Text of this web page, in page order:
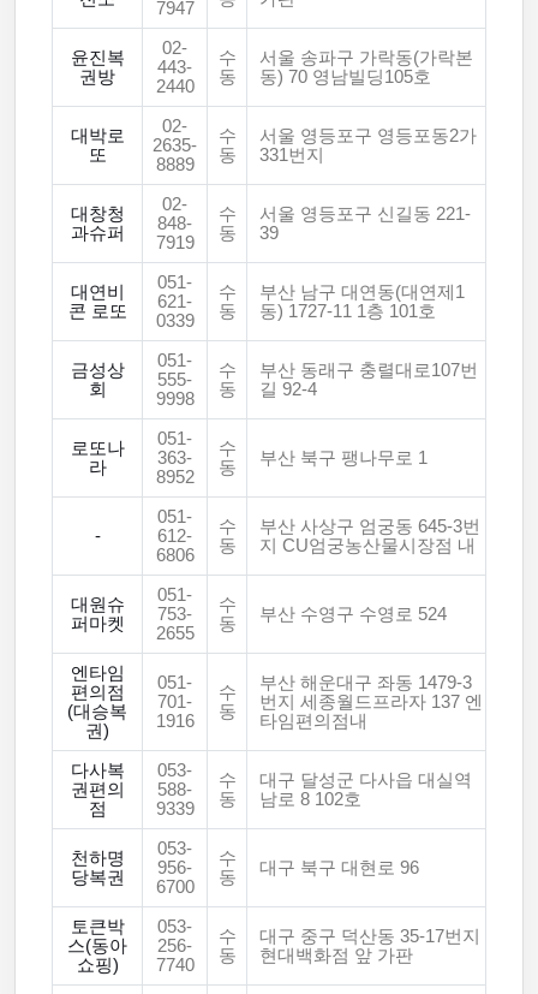
7947
윤진복
권방
02-
443-
2440
수
동
서울 송파구 가락동(가락본
동) 70 영남빌딩105호
대박로
또
02-
2635-
8889
수
동
서울 영등포구 영등포동2가
331번지
대창청
과슈퍼
02-
848-
7919
수
동
서울 영등포구 신길동 221-
39
대연비
콘 로또
051-
621-
0339
수
동
부산 남구 대연동(대연제1
동) 1727-11 1층 101호
금성상
회
051-
555-
9998
수
동
부산 동래구 충렬대로107번
길 92-4
로또나
라
051-
363-
8952
수
동
부산 북구 팽나무로 1
-
051-
612-
6806
수
동
부산 사상구 엄궁동 645-3번
지 CU엄궁농산물시장점 내
대원슈
퍼마켓
051-
753-
2655
수
동
부산 수영구 수영로 524
엔타임
편의점
(대승복
권)
051-
701-
1916
수
동
부산 해운대구 좌동 1479-3
번지 세종월드프라자 137 엔
타임편의점내
다사복
권편의
점
053-
588-
9339
수
동
대구 달성군 다사읍 대실역
남로 8 102호
천하명
당복권
053-
956-
6700
수
동
대구 북구 대현로 96
토큰박
스(동아
쇼핑)
053-
256-
7740
수
동
대구 중구 덕산동 35-17번지
현대백화점 앞 가판